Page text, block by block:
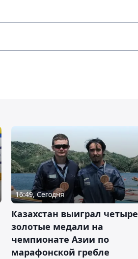
16:49, Сегодня
Казахстан выиграл четыре
золотые медали на
чемпионате Азии по
марафонской гребле